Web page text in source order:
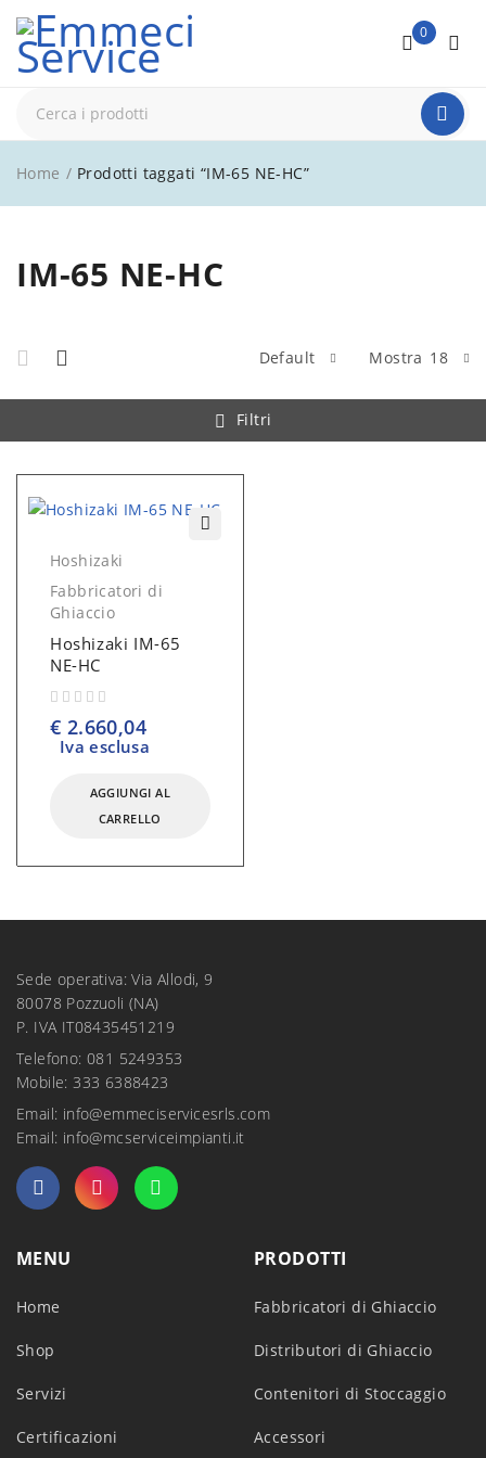
0
IM-65 NE-HC
Home / Prodotti taggati “IM-65 NE-HC”
Default Mostra 18
Filtri
Hoshizaki
Fabbricatori di
Ghiaccio
Hoshizaki IM-65
NE-HC
€ 2.660,04
Iva esclusa
AGGIUNGI AL
CARRELLO
Sede operativa: Via Allodi, 9
80078 Pozzuoli (NA)
P. IVA IT08435451219
Telefono: 081 5249353
Mobile: 333 6388423
Email: info@emmeciservicesrls.com
Email: info@mcserviceimpianti.it
MENU
Home
Shop
Servizi
Certificazioni
PRODOTTI
Fabbricatori di Ghiaccio
Distributori di Ghiaccio
Contenitori di Stoccaggio
Accessori